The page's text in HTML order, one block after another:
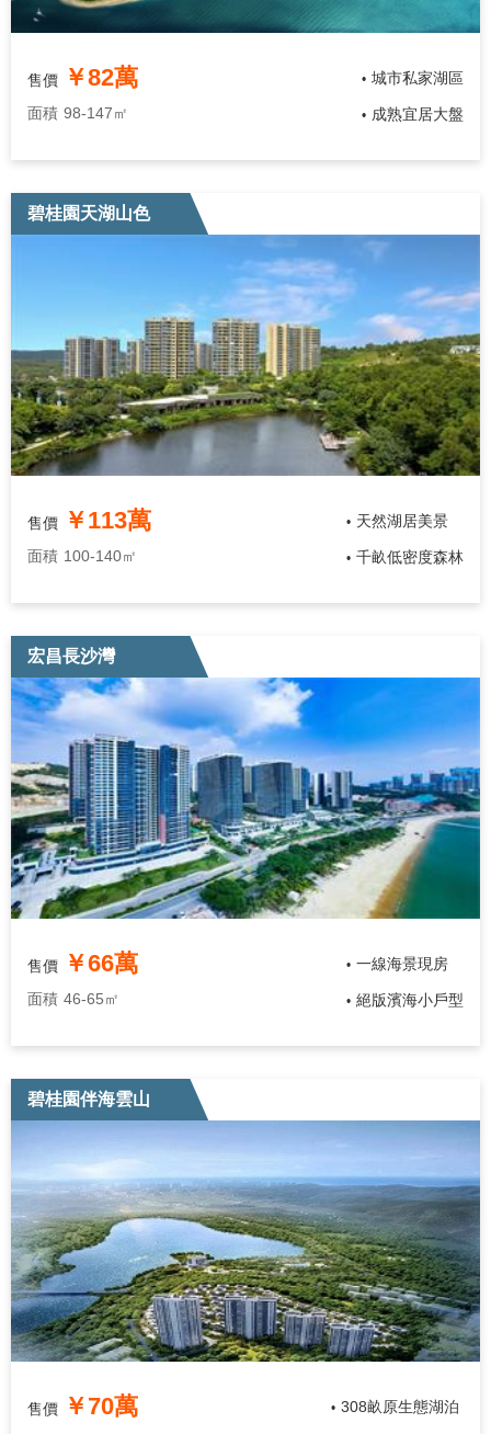
售價 ￥82萬
面積 98-147㎡
• 城市私家湖區
• 成熟宜居大盤
碧桂園天湖山色
售價 ￥113萬
面積 100-140㎡
• 天然湖居美景
• 千畝低密度森林
宏昌長沙灣
售價 ￥66萬
面積 46-65㎡
• 一線海景現房
• 絕版濱海小戶型
碧桂園伴海雲山
售價 ￥70萬 • 308畝原生態湖泊